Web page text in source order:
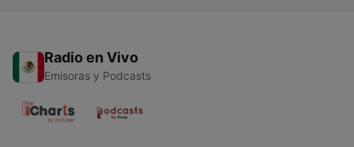
Radio en Vivo
Emisoras y Podcasts